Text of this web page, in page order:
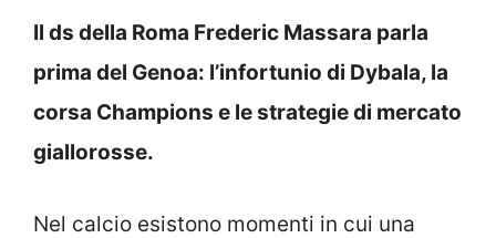
Il ds della Roma Frederic Massara parla
prima del Genoa: l’infortunio di Dybala, la
corsa Champions e le strategie di mercato
giallorosse.
Nel calcio esistono momenti in cui una